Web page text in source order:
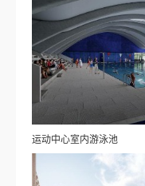
运动中心室内游泳池